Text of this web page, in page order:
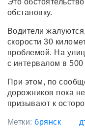
обстановку.
Водители
скорости 30
проблемой. На
с интервалом в 500
При этом, по
дорожников пока
призывают к
Метки: брянск